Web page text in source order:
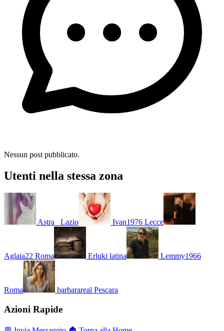
Nessun post pubblicato.
Utenti nella stessa zona
Astra_ Lazio Ivan1976 Lecce
Aglaia22 Roma Erluki latina Lemmy1966
Roma barbarareal Pescara
Azioni Rapide